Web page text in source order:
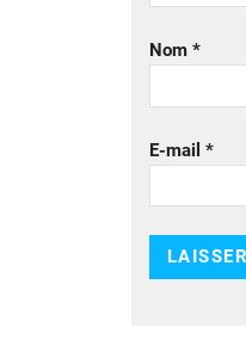
Nom *
E-mail *